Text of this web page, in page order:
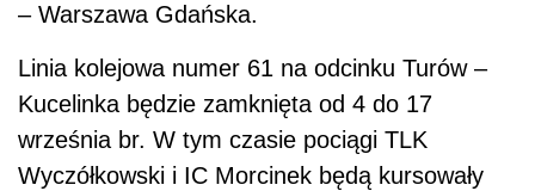
– Warszawa Gdańska.
Linia kolejowa numer 61 na odcinku Turów –
Kucelinka będzie zamknięta od 4 do 17
września br. W tym czasie pociągi TLK
Wyczółkowski i IC Morcinek będą kursowały